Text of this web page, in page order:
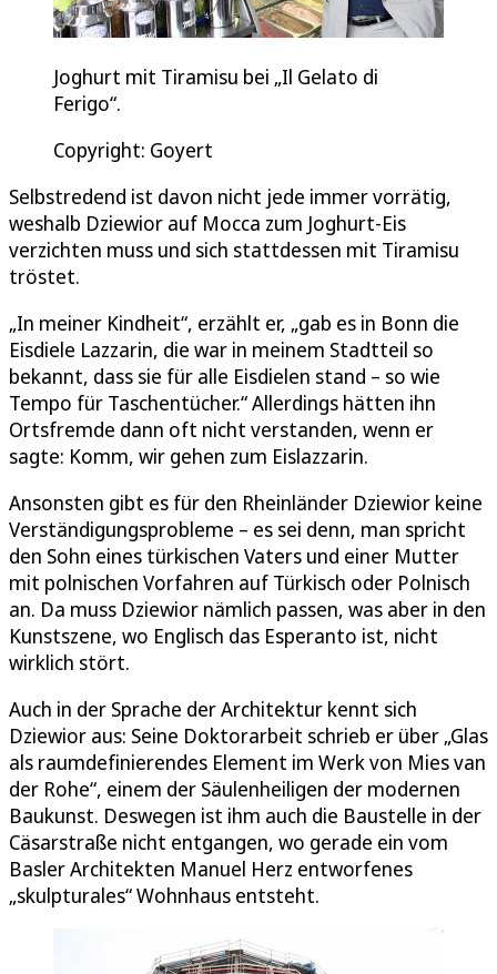
Joghurt mit Tiramisu bei „Il Gelato di
Ferigo“.
Copyright: Goyert
Selbstredend ist davon nicht jede immer vorrätig,
weshalb Dziewior auf Mocca zum Joghurt-Eis
verzichten muss und sich stattdessen mit Tiramisu
tröstet.
„In meiner Kindheit“, erzählt er, „gab es in Bonn die
Eisdiele Lazzarin, die war in meinem Stadtteil so
bekannt, dass sie für alle Eisdielen stand – so wie
Tempo für Taschentücher.“ Allerdings hätten ihn
Ortsfremde dann oft nicht verstanden, wenn er
sagte: Komm, wir gehen zum Eislazzarin.
Ansonsten gibt es für den Rheinländer Dziewior keine
Verständigungsprobleme – es sei denn, man spricht
den Sohn eines türkischen Vaters und einer Mutter
mit polnischen Vorfahren auf Türkisch oder Polnisch
an. Da muss Dziewior nämlich passen, was aber in den
Kunstszene, wo Englisch das Esperanto ist, nicht
wirklich stört.
Auch in der Sprache der Architektur kennt sich
Dziewior aus: Seine Doktorarbeit schrieb er über „Glas
als raumdefinierendes Element im Werk von Mies van
der Rohe“, einem der Säulenheiligen der modernen
Baukunst. Deswegen ist ihm auch die Baustelle in der
Cäsarstraße nicht entgangen, wo gerade ein vom
Basler Architekten Manuel Herz entworfenes
„skulpturales“ Wohnhaus entsteht.